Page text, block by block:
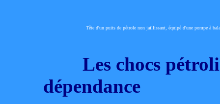
Tête d'un puits de pétrole non jaillissant, équipé d'une pompe à
Les chocs
dépendance